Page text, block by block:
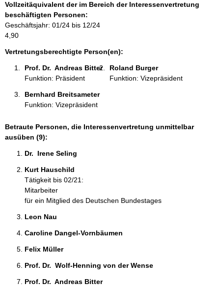
t
i
o
n
e
Vollzeitäquivalent der im Bereich der Interessenvertretung
beschäftigten Personen:
Geschäftsjahr: 01/24 bis 12/24
4,90
Vertretungsberechtigte Person(en):
Prof. Dr.  Andreas Bitter
Funktion: Präsident
Roland Burger
Funktion: Vizepräsident
Bernhard Breitsameter
Funktion: Vizepräsident
Betraute Personen, die Interessenvertretung unmittelbar
ausüben (9):
Dr.  Irene Seling
Kurt Hauschild
Tätigkeit bis 02/21:
Mitarbeiter
für ein Mitglied des Deutschen Bundestages
Leon Nau
Caroline Dangel-Vornbäumen
Felix Müller
Prof. Dr.  Wolf-Henning von der Wense
Prof. Dr.  Andreas Bitter